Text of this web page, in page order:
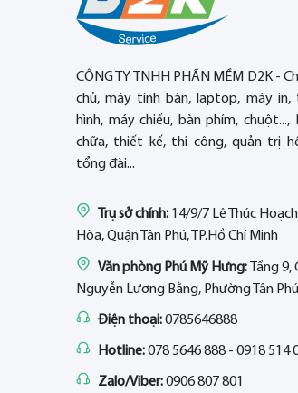
CÔNG TY TNHH PHẦN MỀM D2K -
chủ, máy tính bàn, laptop, máy
hình, máy chiếu, bàn phím,
chữa, thiết kế, thi công, quản trị
tổng đài...
Trụ sở chính: 14/9/7 Lê Thúc
Hòa, Quận Tân Phú, TP.Hồ Chí Minh
Văn phòng Phú Mỹ Hưng:
Tầng
Nguyễn Lương Bằng, Phường Tân
Điện thoại:0785646888
Hotline:078 5646 888 - 0918 514
Zalo/Viber:0906 807 801